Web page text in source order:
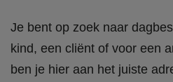
Je bent op zoek naar
kind, een cliënt of voor een
ben je hier aan het juiste